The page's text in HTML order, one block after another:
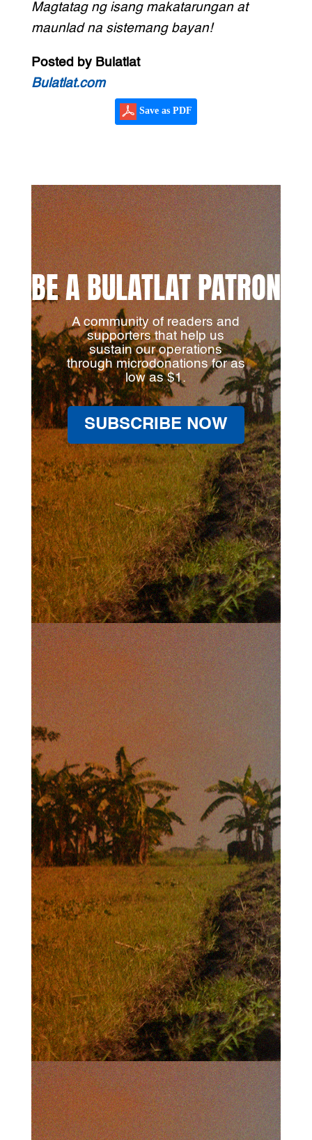
Magtatag ng isang makatarungan at
maunlad na sistemang bayan!
Posted by Bulatlat
Bulatlat.com
Save as PDF
BE A BULATLAT PATRON
A community of readers and
supporters that help us
sustain our operations
through microdonations for as
low as $1.
SUBSCRIBE NOW